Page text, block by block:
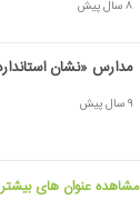
8 سال پیش
مدارس «نشان
9 سال پیش
مشاهده عنوان های بیشتر